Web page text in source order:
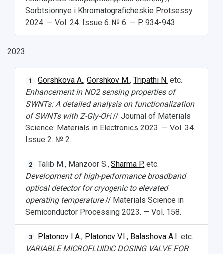
Sorbtsionnye i Khromatograficheskie Protsessy
2024. — Vol. 24. Issue 6. № 6. — P. 934-943
2023
1 Gorshkova A.,Gorshkov M.,Tripathi N. etc.
Enhancement in NO2 sensing properties of
SWNTs: A detailed analysis on functionalization
of SWNTs with Z-Gly-OH// Journal of Materials
Science: Materials in Electronics 2023. — Vol. 34.
Issue 2. № 2.
2 Talib M., Manzoor S.,Sharma P. etc.
Development of high-performance broadband
optical detector for cryogenic to elevated
operating temperature// Materials Science in
Semiconductor Processing 2023. — Vol. 158.
3 Platonov I.A., Platonov V.I., Balashova A.I. etc.
VARIABLE MICROFLUIDIC DOSING VALVE FOR